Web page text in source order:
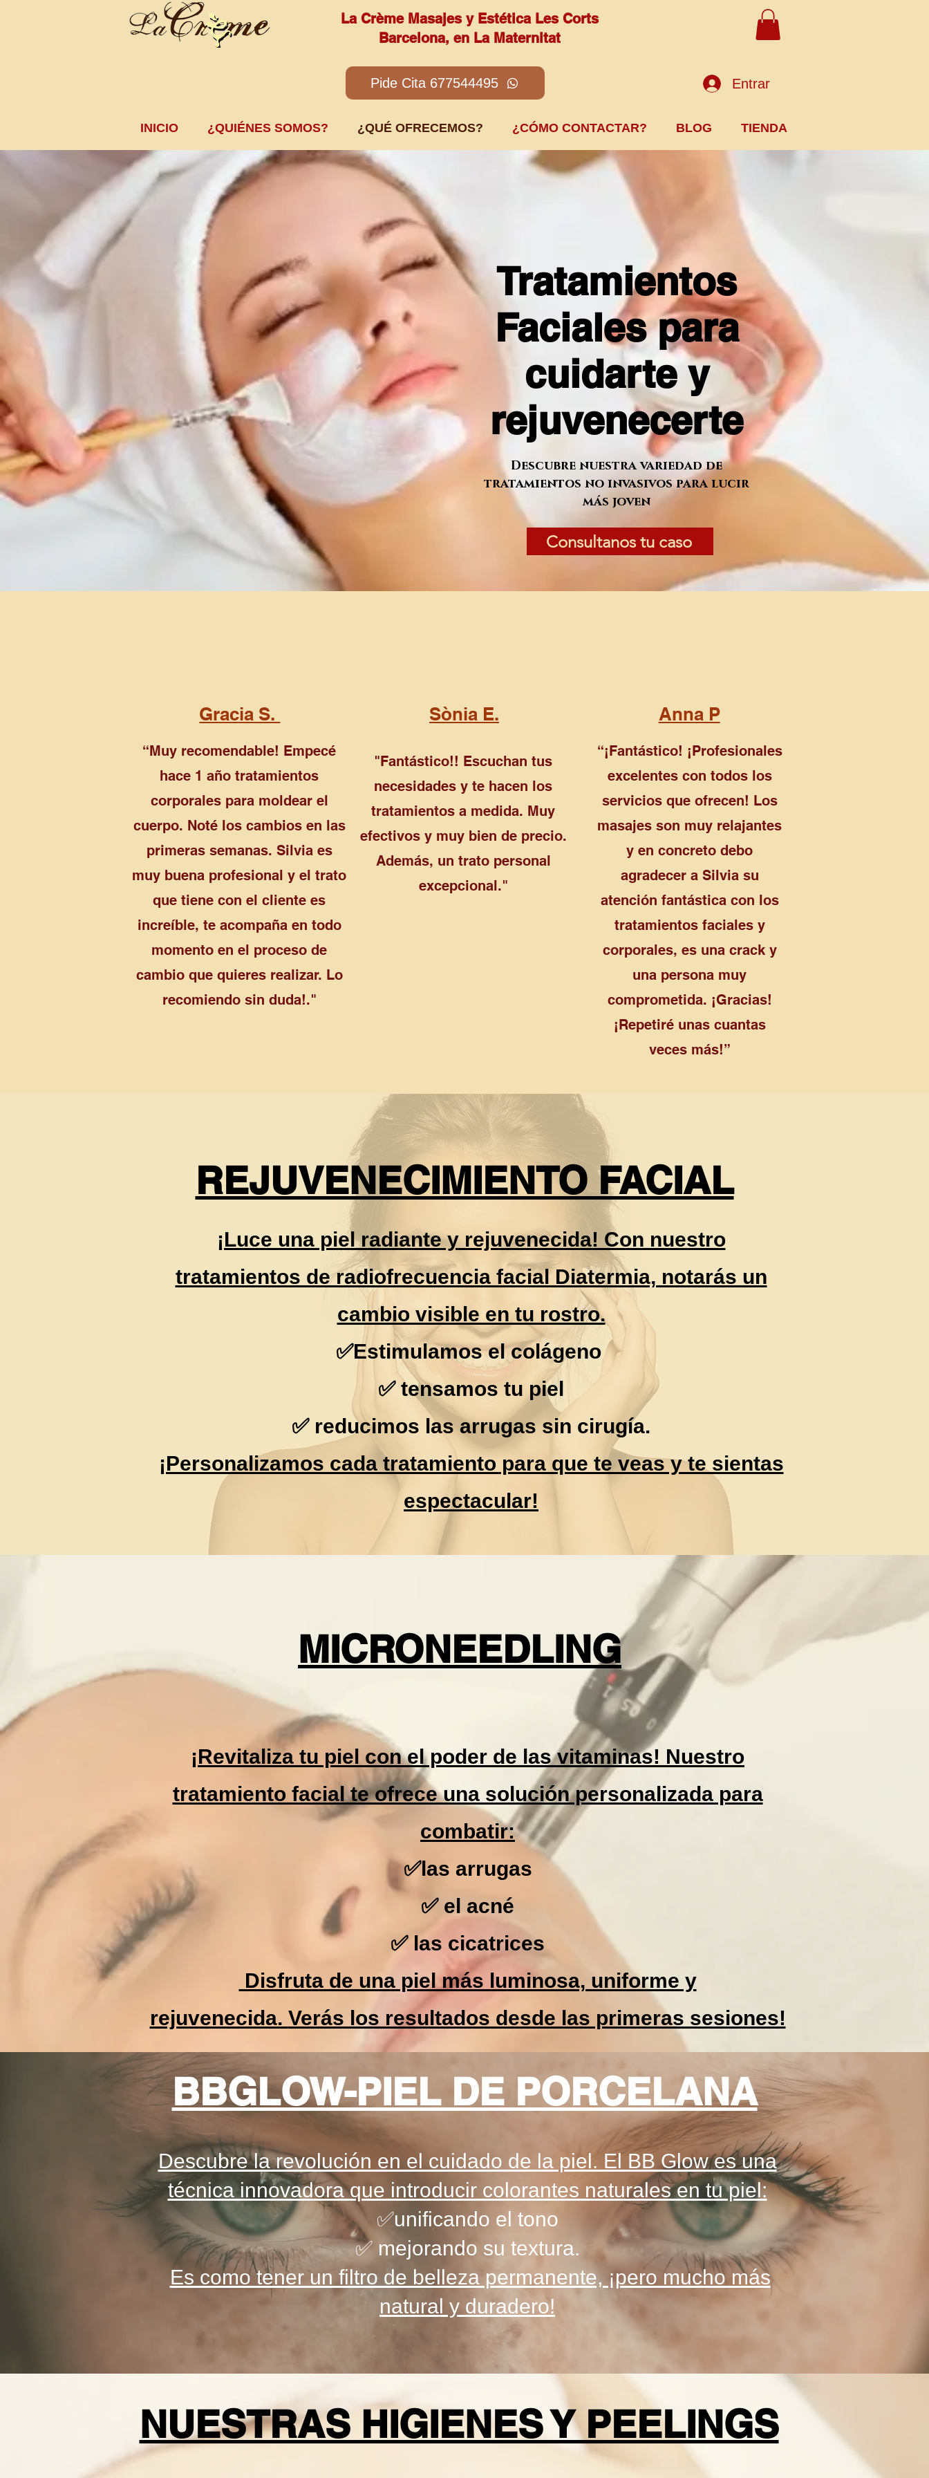
La Crème Masajes y Estética Les Corts
Barcelona, en La Maternitat
Pide Cita 677544495 Entrar
INICIO ¿QUIÉNES SOMOS? ¿QUÉ OFRECEMOS? ¿CÓMO CONTACTAR? BLOG TIENDA
Tratamientos
Faciales para
cuidarte y
rejuvenecerte
Descubre nuestra variedad de
tratamientos no invasivos para lucir
más joven
Consultanos tu caso
Gracia S.
“Muy recomendable! Empecé
hace 1 año tratamientos
corporales para moldear el
cuerpo. Noté los cambios en las
primeras semanas. Silvia es
muy buena profesional y el trato
que tiene con el cliente es
increíble, te acompaña en todo
momento en el proceso de
cambio que quieres realizar. Lo
recomiendo sin duda!."
Sònia E.
"Fantástico!! Escuchan tus
necesidades y te hacen los
tratamientos a medida. Muy
efectivos y muy bien de precio.
Además, un trato personal
excepcional."
Anna P
“¡Fantástico! ¡Profesionales
excelentes con todos los
servicios que ofrecen! Los
masajes son muy relajantes
y en concreto debo
agradecer a Silvia su
atención fantástica con los
tratamientos faciales y
corporales, es una crack y
una persona muy
comprometida. ¡Gracias!
¡Repetiré unas cuantas
veces más!”
REJUVENECIMIENTO FACIAL
¡Luce una piel radiante y rejuvenecida! Con nuestro
tratamientos de radiofrecuencia facial Diatermia, notarás un
cambio visible en tu rostro.
✅Estimulamos el colágeno
✅ tensamos tu piel
✅ reducimos las arrugas sin cirugía.
¡Personalizamos cada tratamiento para que te veas y te sientas
espectacular!
MICRONEEDLING
¡Revitaliza tu piel con el poder de las vitaminas! Nuestro
tratamiento facial te ofrece una solución personalizada para
combatir:
✅las arrugas
✅ el acné
✅ las cicatrices
Disfruta de una piel más luminosa, uniforme y
rejuvenecida. Verás los resultados desde las primeras sesiones!
BBGLOW-PIEL DE PORCELANA
Descubre la revolución en el cuidado de la piel. El BB Glow es una
técnica innovadora que introducir colorantes naturales en tu piel:
✅unificando el tono
✅ mejorando su textura.
Es como tener un filtro de belleza permanente, ¡pero mucho más
natural y duradero!
NUESTRAS HIGIENES Y PEELINGS